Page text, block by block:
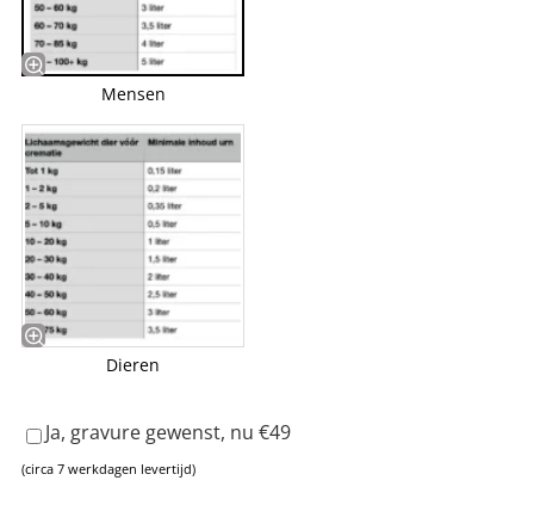
Mensen
Dieren
Ja, gravure gewenst, nu €49
(circa 7 werkdagen levertijd)